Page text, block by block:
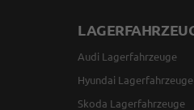
Audi Lagerfahrzeuge
Hyundai Lagerfahrzeuge
Skoda Lagerfahrzeuge